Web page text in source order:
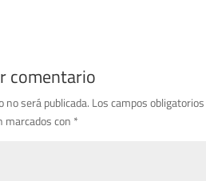
comentario
no será publicada. Los campos obligatorios
marcados con *